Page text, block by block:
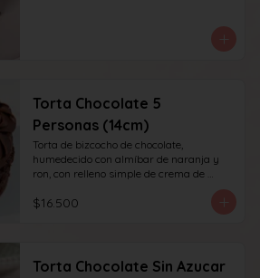
Torta Chocolate 5
Personas (14cm)
Torta de bizcocho de chocolate,
humedecido con almíbar de naranja y
ron, con relleno simple de crema de
ganache de chocolate. Recomendada
$16.500
Torta Chocolate Sin Azucar